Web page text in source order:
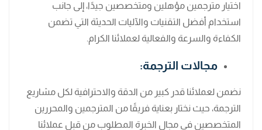
اختيار مترجمين مؤهلين ومتخصصين جيدًا، إلى جانب
استخدام أفضل التقنيات والآليات الحديثة التي تضمن
الكفاءة والسرعة والفعالية لعملائنا الكرام.
مجالات الترجمة:
نضمن لعملائنا قدر كبير من الدقة والاحترافية لكل مشاريع
الترجمة، حيث نختار بعناية فريقًا من المترجمين والمحررين
المتخصصين في مجال الخبرة المطلوب من قبل عملائنا